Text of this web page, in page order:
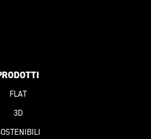
FLAT
3D